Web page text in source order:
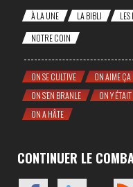
À LA UNE LA BIBLI
NOTRE COIN
ON SE CULTIVE ON AIME ÇA
ON S'EN BRANLE
ON Y ÉTAIT
ON A HÂTE
CONTINUER LE